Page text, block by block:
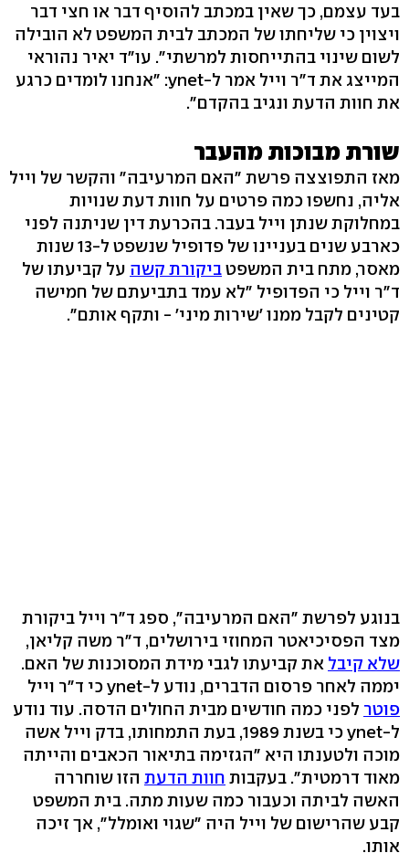
בעד עצמם, כך שאין במכתב להוסיף דבר או חצי דבר
ויצוין כי שליחתו של המכתב לבית המשפט לא הובילה
לשום שינוי בהתייחסות למרשתי". עו"ד יאיר נהוראי
המייצג את ד"ר וייל אמר ל-ynet: "אנחנו לומדים כרגע
את חוות הדעת ונגיב בהקדם".
שורת מבוכות מהעבר
מאז התפוצצה פרשת "האם המרעיבה" והקשר של וייל
אליה, נחשפו כמה פרטים על חוות דעת שנויות
במחלוקת שנתן וייל בעבר. בהכרעת דין שניתנה לפני
כארבע שנים בעניינו של פדופיל שנשפט ל-13 שנות
מאסר, מתח בית המשפטביקורת קשה על קביעתו של
ד"ר וייל כי הפדופיל "לא עמד בתביעתם של חמישה
קטינים לקבל ממנו 'שירות מיני' - ותקף אותם".
בנוגע לפרשת "האם המרעיבה", ספג ד"ר וייל ביקורת
מצד הפסיכיאטר המחוזי בירושלים, ד"ר משה קליאן,
שלא קיבל את קביעתו לגבי מידת המסוכנות של האם.
יממה לאחר פרסום הדברים, נודע ל-ynet כי ד"ר וייל
פוטר לפני כמה חודשים מבית החולים הדסה. עוד נודע
ל-ynet כי בשנת 1989, בעת התמחותו, בדק וייל אשה
מוכה ולטענתו היא "הגזימה בתיאור הכאבים והייתה
מאוד דרמטית". בעקבות חוות הדעת הזו שוחררה
האשה לביתה וכעבור כמה שעות מתה. בית המשפט
קבע שהרישום של וייל היה "שגוי ואומלל", אך זיכה
אותו.